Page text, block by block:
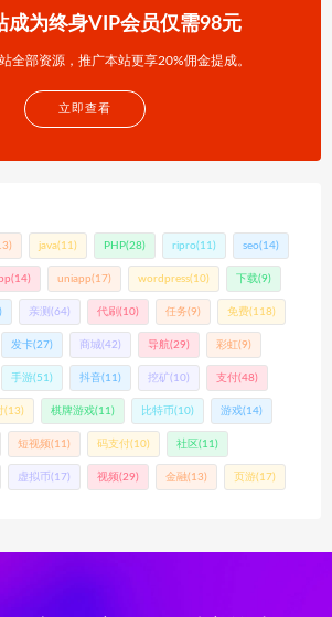
成为终身VIP会员仅需98元
全部资源，推广本站更享20%佣金提成。
立即查看
java(11) PHP(28) ripro(11) seo(14)
(14) uniapp(17) wordpress(10) 下载(9)
亲测 (64) 代刷 (10) 任务(9) 免费(118)
发卡(27) 商城(42) 导航(29) 彩虹(9)
手游(51) 抖音(11) 挖矿(10) 支付(48)
(13) 棋牌游戏(11) 比特币(10) 游戏(14)
短视频(11) 码支付(10) 社区(11)
虚拟币(17) 视频(29) 金融(13) 页游(17)